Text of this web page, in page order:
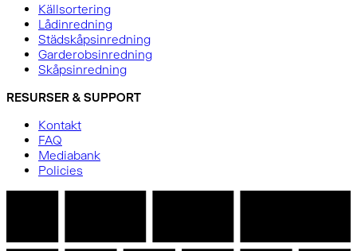
Källsortering
Lådinredning
Städskåpsinredning
Garderobsinredning
Skåpsinredning
RESURSER & SUPPORT
Kontakt
FAQ
Mediabank
Policies